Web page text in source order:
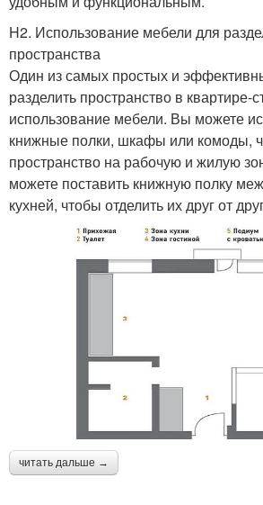
H2. Использование мебели для
пространства
Один из самых простых и
разделить пространство в квартире-
использование мебели. Вы можете
книжные полки, шкафы или комоды,
пространство на рабочую и жилую
можете поставить книжную полку
кухней, чтобы отделить их друг от
читать дальше →